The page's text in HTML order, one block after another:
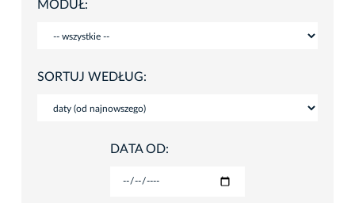
MODUŁ:
SORTUJ WEDŁUG:
DATA OD: